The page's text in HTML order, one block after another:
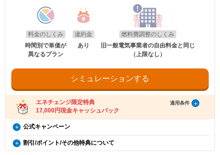
・エネチェンジのオンラインサービス経由以外から申し込みされた場合。
・既にコスモでんき（特典の対象プラン）をご契約中の場合。
・電気を使用開始した日から12カ月以内に契約を解約された場合。
・電気を使用開始した日から12カ月以内にお引越しされた場合。
・電気を使用開始した日から12カ月以内に特典対象外のプランに契約を変更され
た場合。
・特典のご案内メールに記載されている有効期限内にお受取いただけなかった場
合。
・電気料金の未払いがある場合。
・過去にコスモでんきとご契約されたことがある場合。
※お申込み内容に不足・不備等があり、特典実施期間内に不備等が解消されない
場合は、本特典は適用されません。
※本提供条件書記載事項以外の部分については、コスモ石油マーケティング株式
会社の「電気需給約款」の規定を適用いたします。
※コスモ石油マーケティング株式会社が不正なお申し込みと判断した場合、本特
典は適用となりません。
適用条件
以下の条件をすべて満たしたお客さまが、コスモ石油マーケティング株式会社が
提供する「コスモでんき×エネチェンジ キャッシュバック特典」(以下、「本特
典」とします)の対象となります。
・特典実施期間中に対象プランをエネチェンジのオンラインサービス経由でお申
し込みいただくこと。
・お申し込みから3カ月以内にコスモでんきの供給を開始していること。
・お申し込み時にメールアドレスが入力されていること。
・電気の使用開始日から12カ月間の電気料金支払い額がキャッシュバック金額を
・電気料金の未払いがないこと。
受け取り方法
・適用条件の契約継続期間を達成後2カ月後の月末までに、エネチェンジより特典
（ご登録のメールアドレスに誤りがあった場合、特典お受け取りの手続きがで
きませんのでご注意ください。）
り方法の登録をお願いいたします。
・特典お受け取りの有効期限は、エネチェンジからのご案内メール送信後90日以
※お客さまに進呈されるdポイントは、毎月の電気料金のうち燃料費調
整額、離島ユニバーサルサービス調整額、再生可能エネルギー発電促進
賦課金、消費税及び地方消費税相当額を除いた額に上記の還元率を乗じ
て計算いたします。1円未満の端数が生じた場合は、その端数を切り上
げます。
※エネチェンジでは九州電力エリアにおける離島ユニバーサルサービス
お客さまに進呈されたdポイントは、株式会社NTTドコモが提供するdポ
イントクラブ会員のWEBサイトにてご確認いただけます。
※dアカウントの登録が適切に行われなかった場合、電気料金をお支払
いいただけなかった場合は、dポイントは進呈されません。
※コスモでんきのお支払いにdポイントをご利用頂くことはできませ
ん。
電気・ガス料金支援
政府の「電気・ガス料金支援」の一環として、2026年8月分（7月使用
分）および2026年10月分（9月使用分）は一律3.5円/kWh、2026年9月
・コスモでんきを新規ご契約の方。
・2020年12月21日以降にEV・PHEV・FCVを新車新規登録または
新車新規検査届出されていること。中古車も適用対象となります。
・対象車両1台につき、コスモでんき1契約までの適用。
・EV特別割は、月間使用量が500kWhを超えた月に適用。
※手続き方法
さまセンター（0120-530-155）へご連絡いただくようお願い申し
だいたことと、お申込み日付を電話口でお伝えください。
・コスモでんきお客さまセンターの受付時間は月〜土 9:00～
18:00（日曜祝日・夏期休暇・年末年始除く）です。
お申し込み時の注意事項
※証明書類は現在所有している事を示すご契約者様名義の期間内「車検
証」または「契約書」のコピーとなります。
※同一住所にて同居されているご家族様であれば、車検証名義とでんき
料金のしくみ
時間別で単価が
異なるプラン
違約金
あり
燃料費調整のしくみ
旧一般電気事業者の自由料金と同じ
（上限なし）
シミュレーションする
エネチェンジ限定特典 適用条件
17,000円現金キャッシュバック
コスモでんき×エネチェンジ キャッシュバック特典（12カ
月間の電気料金支払い額がキャッシュバック金額を超える
方限定）
公式キャンペーン
電気・ガス料金支援
政府の「電気・ガス料金支援」の一環として、2026年8月分（7月使用
割引/ポイント/その他特典について